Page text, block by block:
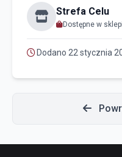
Strefa Celu
Dostępne w
Dodano 22 stycznia